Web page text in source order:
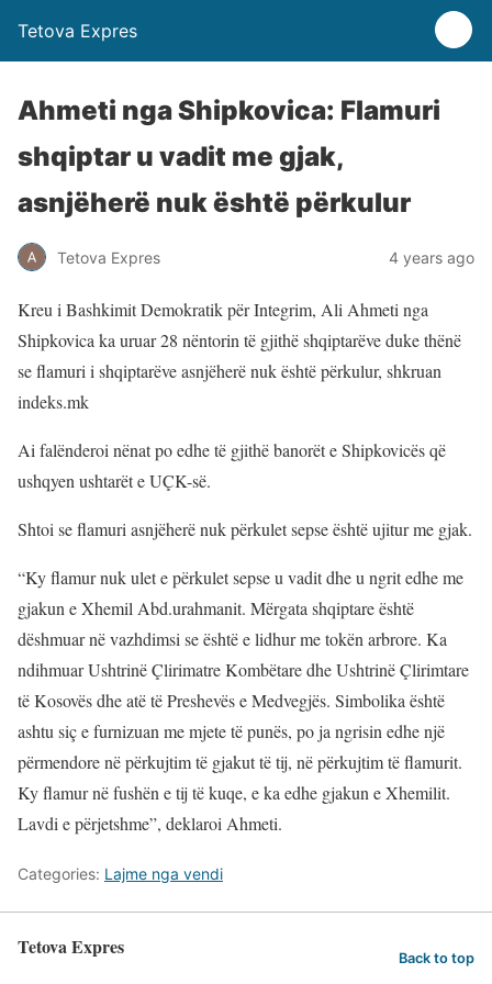
Tetova Expres
Ahmeti nga Shipkovica: Flamuri
shqiptar u vadit me gjak,
asnjëherë nuk është përkulur
Tetova Expres 4 years ago
Kreu i Bashkimit Demokratik për Integrim, Ali Ahmeti nga
Shipkovica ka uruar 28 nëntorin të gjithë shqiptarëve duke thënë
se flamuri i shqiptarëve asnjëherë nuk është përkulur, shkruan
indeks.mk
Ai falënderoi nënat po edhe të gjithë banorët e Shipkovicës që
ushqyen ushtarët e UÇK-së.
Shtoi se flamuri asnjëherë nuk përkulet sepse është ujitur me gjak.
“Ky flamur nuk ulet e përkulet sepse u vadit dhe u ngrit edhe me
gjakun e Xhemil Abd.urahmanit. Mërgata shqiptare është
dëshmuar në vazhdimsi se është e lidhur me tokën arbrore. Ka
ndihmuar Ushtrinë Çlirimatre Kombëtare dhe Ushtrinë Çlirimtare
të Kosovës dhe atë të Preshevës e Medvegjës. Simbolika është
ashtu siç e furnizuan me mjete të punës, po ja ngrisin edhe një
përmendore në përkujtim të gjakut të tij, në përkujtim të flamurit.
Ky flamur në fushën e tij të kuqe, e ka edhe gjakun e Xhemilit.
Lavdi e përjetshme”, deklaroi Ahmeti.
Categories: Lajme nga vendi
Tetova Expres Back to top